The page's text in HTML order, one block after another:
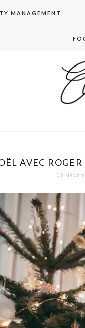
MANAGEMENT
AVEC
15